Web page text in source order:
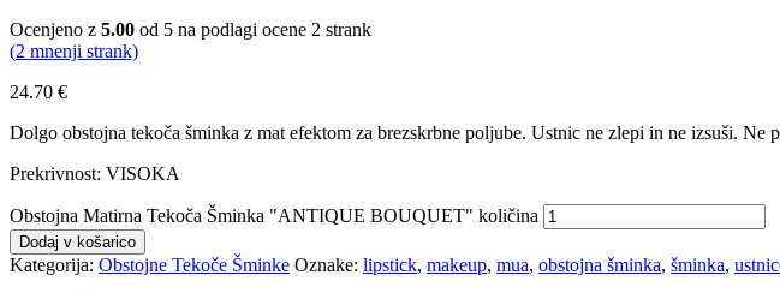
Ocenjeno z 5.00 od 5 na podlagi ocene 2 strank
(2 mnenji strank)
24.70 €
Dolgo obstojna tekoča šminka z mat efektom za brezskrbne poljube. Ustnic ne zlepi in ne izsuši.
Prekrivnost: VISOKA
Obstojna Matirna Tekoča Šminka "ANTIQUE BOUQUET" količina
Dodaj v košarico
Kategorija: Obstojne Tekoče Šminke Oznake: lipstick, makeup, mua, obstojna šminka, šminka,